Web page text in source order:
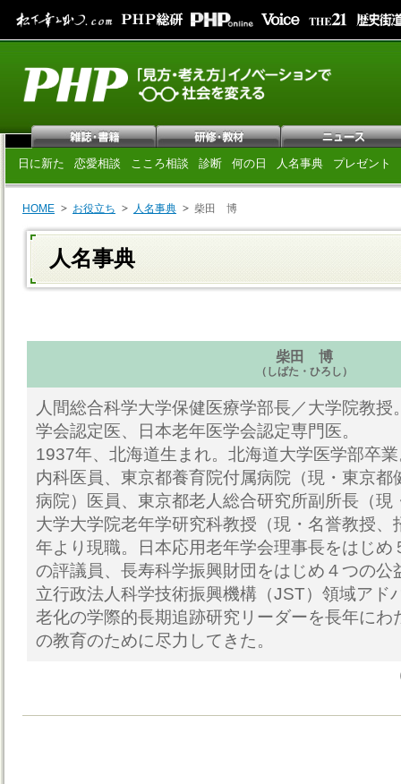
日に新た 恋愛相談 こころ相談 診断 何の日 人名事典 プレゼント
HOME お役立ち 人名事典 柴田 博
人名事典
柴田 博
（しばた・ひろし）
人間総合科学大学保健医療学部長／大学院教
学会認定医、日本老年医学会認定専門医。
1937年、北海道生まれ。北海道大学医学部卒
内科医員、東京都養育院付属病院（現・東京都
病院）医員、東京都老人総合研究所副所長（現
大学大学院老年学研究科教授（現・名誉教授
年より現職。日本応用老年学会理事長をはじめ
の評議員、長寿科学振興財団をはじめ４つの公
立行政法人科学技術振興機構（JST）領域アド
老化の学際的長期追跡研究リーダーを長年にわ
の教育のために尽力してきた。